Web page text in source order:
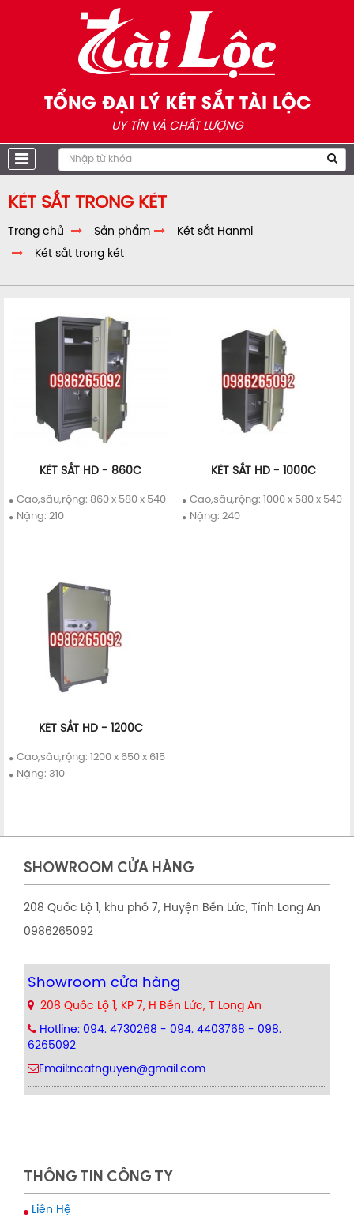
TỔNG ĐẠI LÝ KÉT SẮT TÀI LỘC
UY TÍN VÀ CHẤT LƯỢNG
KÉT SẮT TRONG KÉT
Trang chủ Sản phẩm
Két sắt Hanmi
Két sắt trong két
KÉT SẮT HD - 860C
Cao,sâu,rộng: 860 x 580 x 540
Nặng: 210
KÉT SẮT HD - 1000C
Cao,sâu,rộng: 1000 x 580 x 540
Nặng: 240
KÉT SẮT HD - 1200C
Cao,sâu,rộng: 1200 x 650 x 615
Nặng: 310
SHOWROOM CỬA HÀNG
208 Quốc Lộ 1, khu phố 7, Huyện Bến Lức, Tỉnh Long An
0986265092
Showroom cửa hàng
208 Quốc Lộ 1, KP 7, H Bến Lức, T Long An
Hotline: 094. 4730268 - 094. 4403768 - 098.
6265092
Email:ncatnguyen@gmail.com
THÔNG TIN CÔNG TY
Liên Hệ